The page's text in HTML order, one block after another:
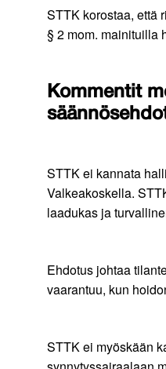
STTK korostaa, että
§ 2 mom. mainituilla
Kommentit
STTK ei kannata
Valkeakoskella.
laadukas ja
Ehdotus johtaa
vaarantuu, kun
STTK ei myöskään